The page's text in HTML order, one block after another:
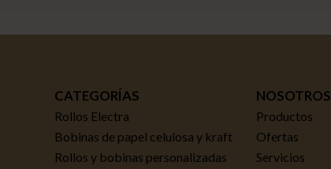
CATEGORÍAS
Rollos Electra
Bobinas de papel celulosa y kraft
Rollos y bobinas personalizadas
NOSOTROS
Productos
Ofertas
Servicios